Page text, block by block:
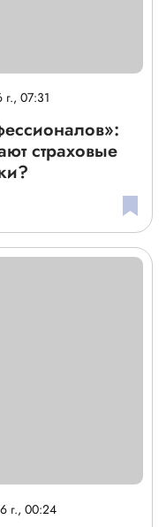
07:31
страховые
г., 00:24